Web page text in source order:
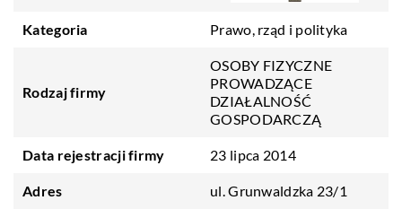
Kategoria Prawo, rząd i polityka
Rodzaj firmy
OSOBY FIZYCZNE
PROWADZĄCE
DZIAŁALNOŚĆ
GOSPODARCZĄ
Data rejestracji firmy 23 lipca 2014
Adres ul. Grunwaldzka 23/1